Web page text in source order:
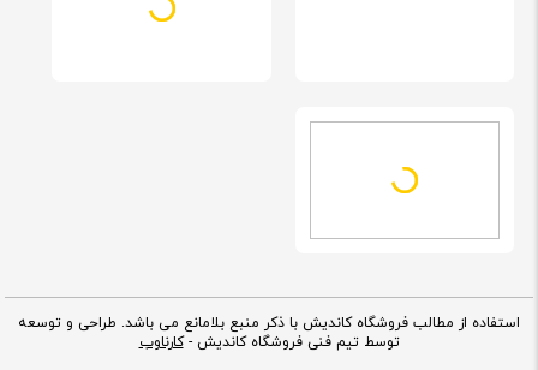
استفاده از مطالب فروشگاه کاندیش با ذکر منبع بلامانع می باشد. طراحی و توسعه
توسط تیم فنی فروشگاه کاندیش -کارناوب